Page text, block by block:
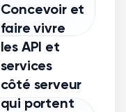
Concevoir et
faire vivre
les API et
services
côté serveur
qui portent